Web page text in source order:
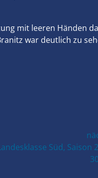
mit leeren Händen
war deutlich zu
Süd, Saison